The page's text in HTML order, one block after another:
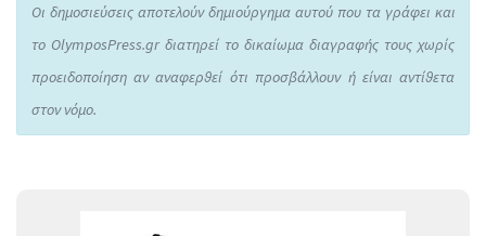
Οι δημοσιεύσεις αποτελούν δημιούργημα αυτού που τα γράφει και
το OlymposPress.gr διατηρεί το δικαίωμα διαγραφής τους χωρίς
προειδοποίηση αν αναφερθεί ότι προσβάλλουν ή είναι αντίθετα
στον νόμο.